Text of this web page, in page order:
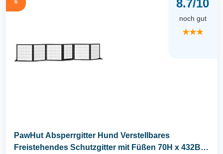
6 8.7/10
noch gut
★★★
PawHut Absperrgitter Hund Verstellbares
Freistehendes Schutzgitter mit Füßen 70H x 432B